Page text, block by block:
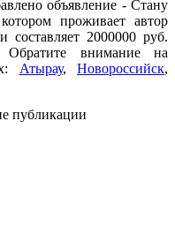
объявление - Cтану
проживает автор
2000000 руб.
внимание на
Атырау,Новороссийск,
публикации